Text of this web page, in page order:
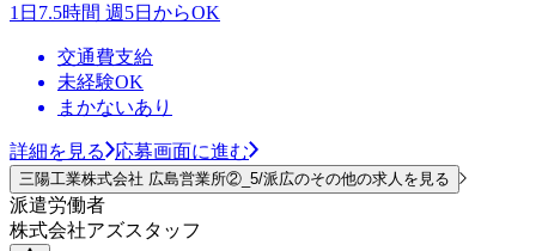
1日7.5時間 週5日からOK
交通費支給
未経験OK
まかないあり
詳細を見る 応募画面に進む
三陽工業株式会社 広島営業所②_5/派広のその他の求人を見る
派遣労働者
株式会社アズスタッフ